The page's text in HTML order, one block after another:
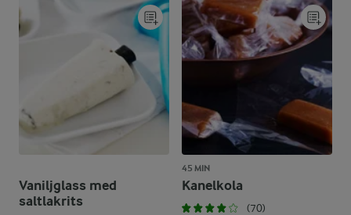
Vaniljglass med
saltlakrits
45 MIN
Kanelkola
(70)